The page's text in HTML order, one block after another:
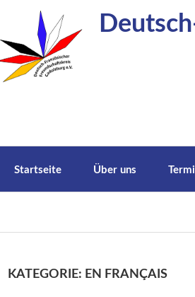
Startseite Über uns
KATEGORIE: EN FRANÇAIS